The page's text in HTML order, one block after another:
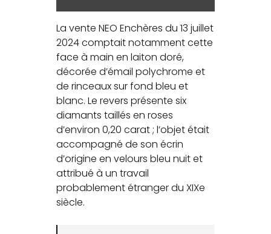
La vente NEO Enchères du 13 juillet
2024 comptait notamment cette
face à main en laiton doré,
décorée d’émail polychrome et
de rinceaux sur fond bleu et
blanc. Le revers présente six
diamants taillés en roses
d’environ 0,20 carat ; l’objet était
accompagné de son écrin
d’origine en velours bleu nuit et
attribué à un travail
probablement étranger du XIXe
siècle.